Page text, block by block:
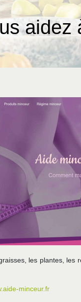
aidez
les plantes, les
minceur.fr